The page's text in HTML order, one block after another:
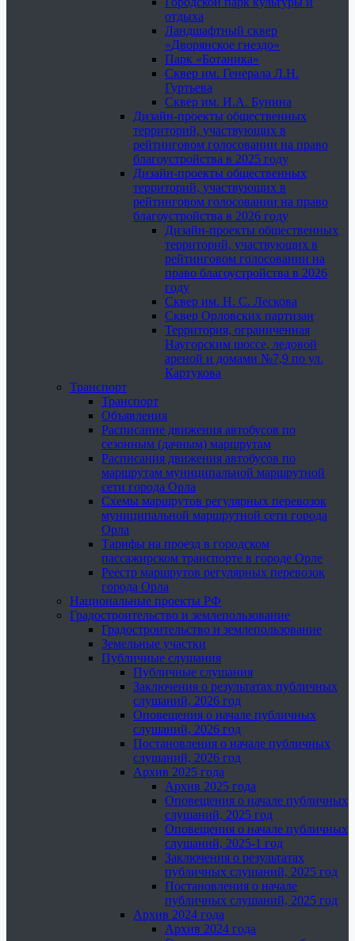
отдыха
Ландшафтный сквер
«Дворянское гнездо»
Парк «Ботаника»
Сквер им. Генерала Л.Н.
Гуртьева
Сквер им. И.А. Бунина
Дизайн-проекты общественных
территорий, участвующих в
рейтинговом голосовании на право
благоустройства в 2025 году
Дизайн-проекты общественных
территорий, участвующих в
рейтинговом голосовании на право
благоустройства в 2026 году
Дизайн-проекты общественных
территорий, участвующих в
рейтинговом голосовании на
право благоустройства в 2026
году
Сквер им. Н. С. Лескова
Сквер Орловских партизан
Территория, ограниченная
Наугорским шоссе, ледовой
ареной и домами №7,9 по ул.
Картукова
Транспорт
Транспорт
Объявления
Расписание движения автобусов по
сезонным (дачным) маршрутам
Расписания движения автобусов по
маршрутам муниципальной маршрутной
сети города Орла
Схемы маршрутов регулярных перевозок
муниципальной маршрутной сети города
Орла
Тарифы на проезд в городском
пассажирском транспорте в городе Орле
Реестр маршрутов регулярных перевозок
города Орла
Национальные проекты РФ
Градостроительство и землепользование
Градостроительство и землепользование
Земельные участки
Публичные слушания
Публичные слушания
Заключения о результатах публичных
слушаний, 2026 год
Оповещения о начале публичных
слушаний, 2026 год
Постановления о начале публичных
слушаний, 2026 год
Архив 2025 года
Архив 2025 года
Оповещения о начале публичных
слушаний, 2025 год
Оповещения о начале публичных
слушаний, 2025-1 год
Заключения о результатах
публичных слушаний, 2025 год
Постановления о начале
публичных слушаний, 2025 год
Архив 2024 года
Архив 2024 года